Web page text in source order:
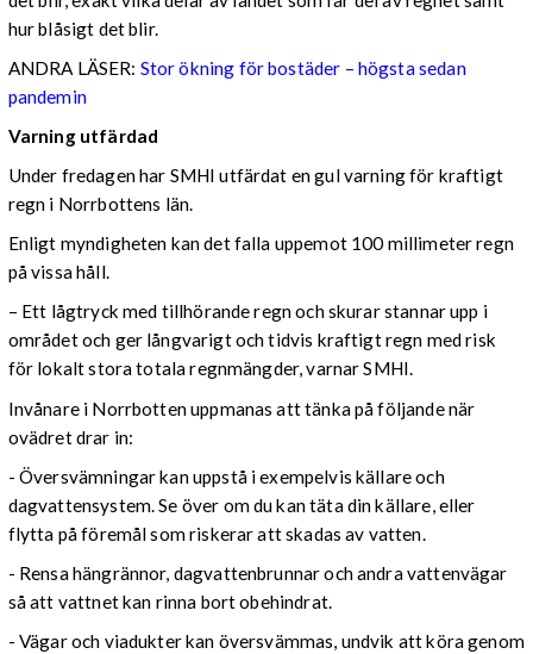
hur blåsigt det blir.
ANDRA LÄSER: Stor ökning för bostäder – högsta sedan
pandemin
Varning utfärdad
Under fredagen har SMHI utfärdat en gul varning för kraftigt
regn i Norrbottens län.
Enligt myndigheten kan det falla uppemot 100 millimeter regn
på vissa håll.
– Ett lågtryck med tillhörande regn och skurar stannar upp i
området och ger långvarigt och tidvis kraftigt regn med risk
för lokalt stora totala regnmängder, varnar SMHI.
Invånare i Norrbotten uppmanas att tänka på följande när
ovädret drar in:
- Översvämningar kan uppstå i exempelvis källare och
dagvattensystem. Se över om du kan täta din källare, eller
flytta på föremål som riskerar att skadas av vatten.
- Rensa hängrännor, dagvattenbrunnar och andra vattenvägar
så att vattnet kan rinna bort obehindrat.
- Vägar och viadukter kan översvämmas, undvik att köra genom